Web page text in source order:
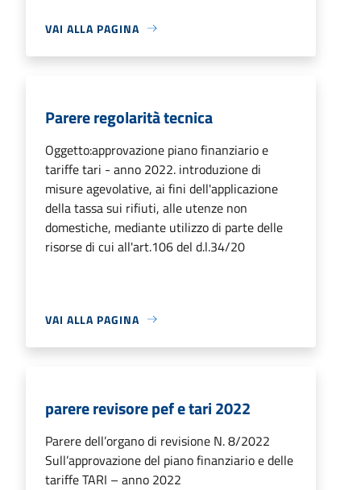
VAI ALLA PAGINA
Parere regolarità tecnica
Oggetto:approvazione piano finanziario e
tariffe tari - anno 2022. introduzione di
misure agevolative, ai fini dell'applicazione
della tassa sui rifiuti, alle utenze non
domestiche, mediante utilizzo di parte delle
risorse di cui all'art.106 del d.l.34/20
VAI ALLA PAGINA
parere revisore pef e tari 2022
Parere dell’organo di revisione N. 8/2022
Sull’approvazione del piano finanziario e delle
tariffe TARI – anno 2022